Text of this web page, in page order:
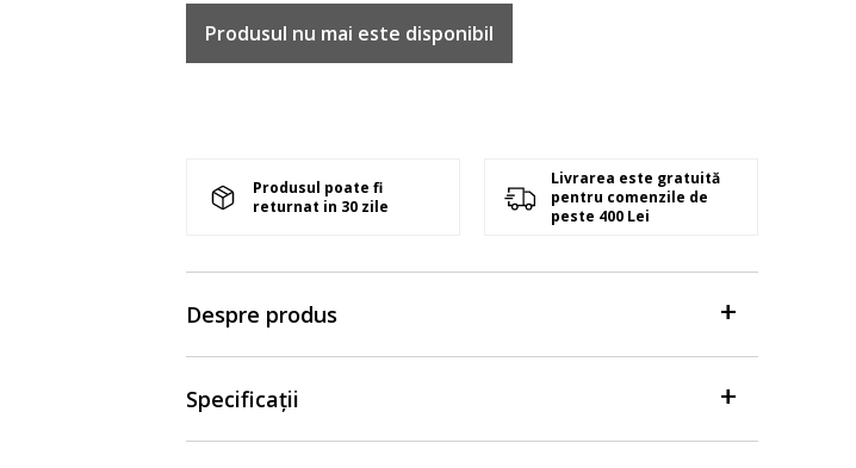
Produsul nu mai este disponibil
Produsul poate fi
returnat in 30 zile
Livrarea este gratuită
pentru comenzile de
peste 400 Lei
Despre produs
Specificații